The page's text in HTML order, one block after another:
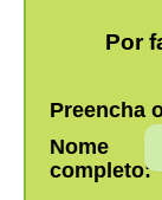
Por
Preencha
Nome
completo: